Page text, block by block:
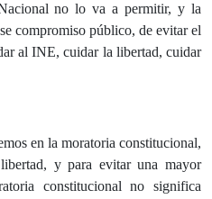
no lo va a permitir, y la
compromiso público, de evitar el
al INE, cuidar la libertad, cuidar
en la moratoria constitucional,
y para evitar una mayor
constitucional no significa